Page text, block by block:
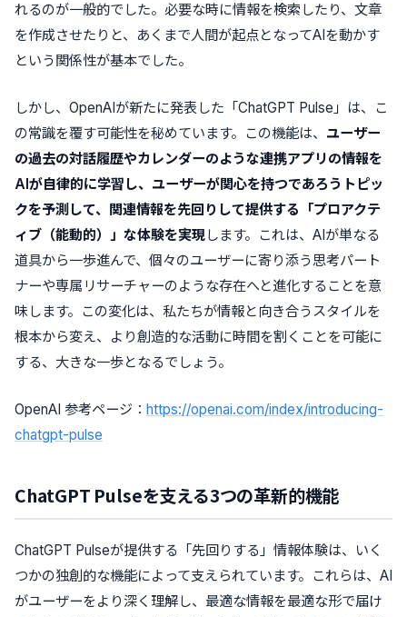
れるのが一般的でした。必要な時に情報を検索したり、文章
を作成させたりと、あくまで人間が起点となってAIを動かす
という関係性が基本でした。
しかし、OpenAIが新たに発表した「ChatGPT Pulse」は、こ
の常識を覆す可能性を秘めています。この機能は、 ユーザー
の過去の対話履歴やカレンダーのような連携アプリの情報を
AIが自律的に学習し、ユーザーが関心を持つであろうトピッ
クを予測して、関連情報を先回りして提供する「プロアクテ
ィブ（能動的）」な体験を実現します。これは、AIが単なる
道具から一歩進んで、個々のユーザーに寄り添う思考パート
ナーや専属リサーチャーのような存在へと進化することを意
味します。この変化は、私たちが情報と向き合うスタイルを
根本から変え、より創造的な活動に時間を割くことを可能に
する、大きな一歩となるでしょう。
OpenAI 参考ページ： https://openai.com/index/introducing-
chatgpt-pulse
ChatGPT Pulseを支える3つの革新的機能
ChatGPT Pulseが提供する「先回りする」情報体験は、いく
つかの独創的な機能によって支えられています。これらは、AI
がユーザーをより深く理解し、最適な情報を最適な形で届け